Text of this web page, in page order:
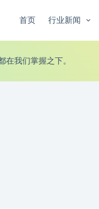
首页 行业新闻
在我们掌握之下。